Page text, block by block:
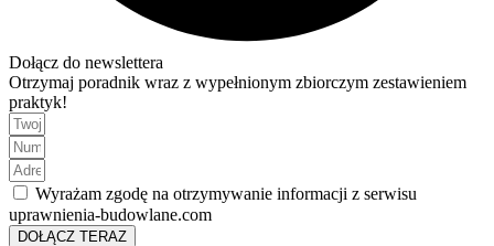
Dołącz do newslettera
Otrzymaj poradnik wraz z wypełnionym zbiorczym zestawieniem
praktyk!
Wyrażam zgodę na otrzymywanie informacji z serwisu
uprawnienia-budowlane.com
DOŁĄCZ TERAZ